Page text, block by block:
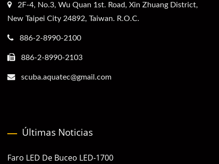
2F-4, No.3, Wu Quan 1st. Road, Xin Zhuang District,
New Taipei City 24892, Taiwan. R.O.C.
886-2-8990-2100
886-2-8990-2103
scuba.aquatec@gmail.com
Últimas Noticias
Faro LED De Buceo LED-1700